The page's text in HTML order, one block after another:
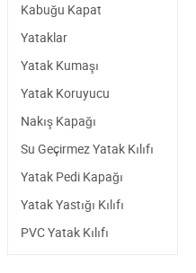
Kabuğu Kapat
Yataklar
Yatak Kumaşı
Yatak Koruyucu
Nakış Kapağı
Su Geçirmez Yatak Kılıfı
Yatak Pedi Kapağı
Yatak Yastığı Kılıfı
PVC Yatak Kılıfı